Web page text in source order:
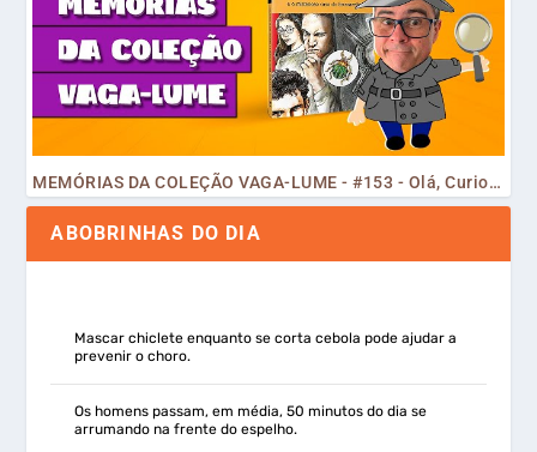
MEMÓRIAS DA COLEÇÃO VAGA-LUME - #153 - Olá, Curiosos! 2023
ABOBRINHAS DO DIA
Mascar chiclete enquanto se corta cebola pode ajudar a
prevenir o choro.
Os homens passam, em média, 50 minutos do dia se
arrumando na frente do espelho.